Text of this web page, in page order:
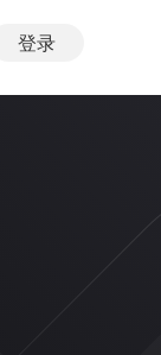
登录